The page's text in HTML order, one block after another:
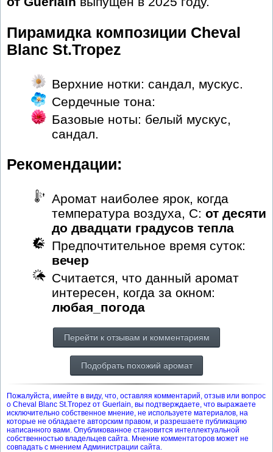
Пирамидка композиции Cheval
Blanc St.Tropez
Верхние нотки: сандал, мускус.
Сердечные тона:
Базовые ноты: белый мускус,
сандал.
Рекомендации:
Аромат наиболее ярок, когда
температура воздуха, С: от десяти
до двадцати градусов тепла
Предпочтительное время суток:
вечер
Считается, что данный аромат
интересен, когда за окном:
любая_погода
Перейти к отзывам и комментариям
Подобрать похожий аромат
Пожалуйста, имейте в виду, что, оставляя комментарий, отзыв или вопрос
о Cheval Blanc St.Tropez от Guerlain, вы подтверждаете, что выражаете
исключительно собственное мнение, не используете материалов, на
которые не обладаете авторским правом, и разрешаете публикацию
написанного вами. Опубликованное становится интеллектуальной
собственностью владельцев сайта. Мнение комментаторов может не
совпадать с мнением Администрации сайта.